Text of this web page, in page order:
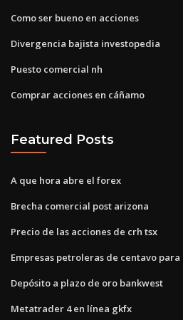
Como ser bueno en acciones
Divergencia bajista investopedia
Puesto comercial nh
Comprar acciones en cáñamo
Featured Posts
A que hora abre el forex
Brecha comercial post arizona
Precio de las acciones de crh tsx
Empresas petroleras de centavo
Depósito a plazo de oro bankwest
Metatrader 4 en línea gkfx